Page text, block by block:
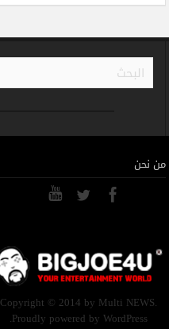
من نحن
Copyright © 2014 by Multi NEWS.
Proudly powered by WordPress.